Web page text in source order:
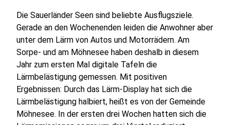
Die Sauerländer Seen sind beliebte Ausflugsziele.
Gerade an den Wochenenden leiden die Anwohner aber
unter dem Lärm von Autos und Motorrädern. Am
Sorpe- und am Möhnesee haben deshalb in diesem
Jahr zum ersten Mal digitale Tafeln die
Lärmbelästigung gemessen. Mit positiven
Ergebnissen: Durch das Lärm-Display hat sich die
Lärmbelästigung halbiert, heißt es von der Gemeinde
Möhnesee. In der ersten drei Wochen hatten sich die